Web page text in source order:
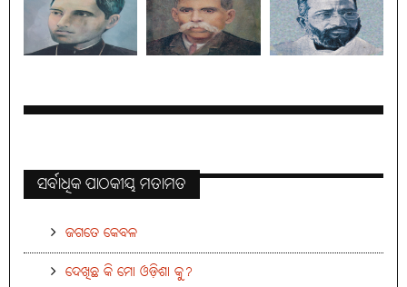
ସର୍ବାଧିକ ପାଠକୀୟ ମତାମତ
ଜଗତେ କେବଳ
ଦେଖିଛ କି ମୋ ଓଡ଼ିଶା କୁ?